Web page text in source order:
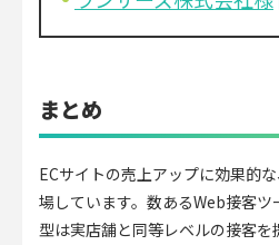
まとめ
ECサイトの売上アップに効果的
場しています。数あるWeb接客
型は実店舗と同等レベルの接客を